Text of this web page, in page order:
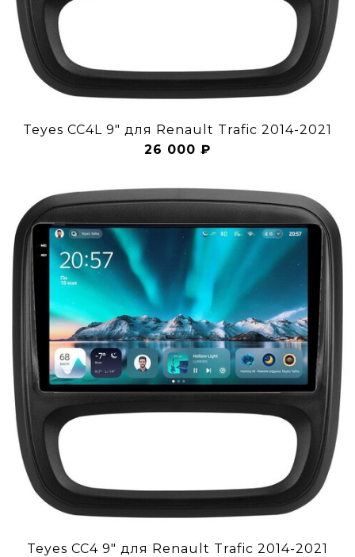
Teyes CC4L 9" для Renault Trafic 2014-2021
26 000 ₽
Teyes CC4 9" для Renault Trafic 2014-2021